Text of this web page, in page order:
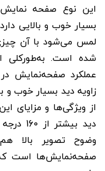
بسیار خوب و بالایی
لمس می‌شود با آن
شده است. به‌طورکلی
عملکرد صفحه‌نمایش
از ویژگی‌ها و مزایای
دید
وضوح تصویر بالا
صفحه‌نمایش‌ها است